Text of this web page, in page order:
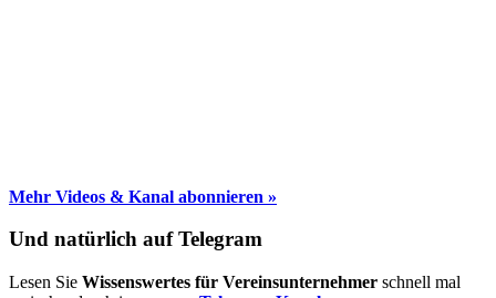
Mehr Videos & Kanal abonnieren »
Und natürlich auf Telegram
Lesen Sie Wissenswertes für Vereinsunternehmer schnell mal